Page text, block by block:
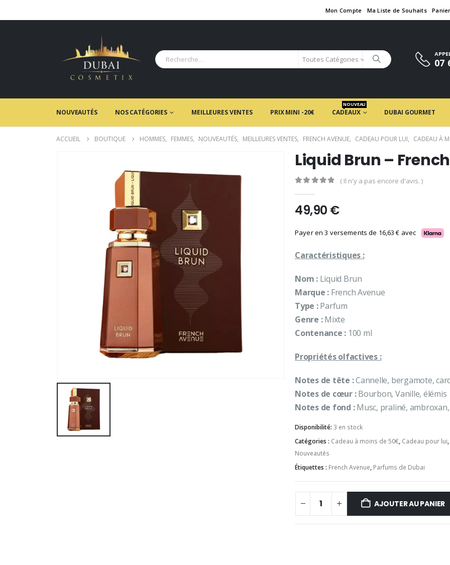
Mon Compte Ma Liste de Souhaits Panier
Toutes Catégories 07
NOUVEAUTÉS NOS CATÉGORIES MEILLEURES VENTES PRIX MINI -20€ CADEAUX
NOUVEAU
DUBAI GOURMET
ACCUEIL BOUTIQUE HOMMES, FEMMES, NOUVEAUTÉS, MEILLEURES VENTES, FRENCH AVENUE, CADEAU POUR LUI, CADEAU À
Liquid Brun –
( Il n'y a pas encore d'avis. )
49,90 €
Payer en 3 versements de 16,63€ avec
Caractéristiques :
Nom :Liquid Brun
Marque : French Avenue
Type :Parfum
Genre :Mixte
Contenance : 100 ml
Propriétés olfactives :
Notes de tête :Cannelle, bergamote,
Notes de cœur :Bourbon, Vanille, élémis
Notes de fond :Musc, praliné,
Disponibilité: 3 en stock
Catégories : Cadeau à moins de 50€, Cadeau pour lui,
Nouveautés
Étiquettes : French Avenue, Parfums de Dubai
AJOUTER AU PANIER